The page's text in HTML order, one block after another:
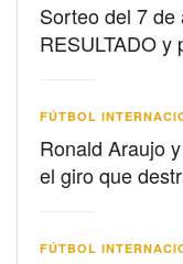
Sorteo del 7
RESULTADO y
FÚTBOL
Ronald Araujo
el giro que
FÚTBOL